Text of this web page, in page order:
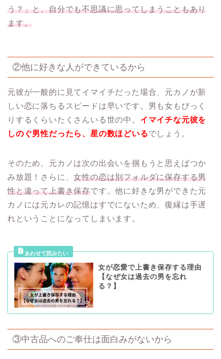
う？」と、自分でも不思議に思ってしまうこともあり
ます。
②他に好きな人ができているから
元彼が一般的に見てイマイチだった場合、元カノが新
しい恋に落ちるスピードは早いです。男も女もびっく
りするくらいたくさんいる世の中。 イマイチな元彼を
しのぐ男性だったら、星の数ほどいるでしょう。
そのため、元カノは次の出会いを掴もうと思えばつか
み放題！さらに、女性の恋は別フォルダに保存する男
性と違って上書き保存です。他に好きな男ができた元
カノには元カレの記憶はすでにないため、復縁は手遅
れということになってしまいます。
女が恋愛で上書き保存する理由
【なぜ女は過去の男を忘れ
る？】
③中古品へのご奉仕は面白みがないから